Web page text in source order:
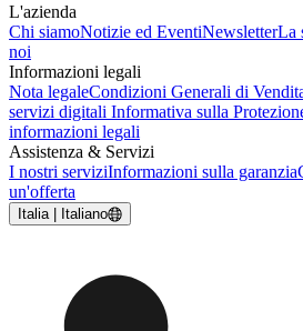
L'azienda
Chi siamoNotizie ed EventiNewsletterLa
noi
Informazioni legali
Nota legaleCondizioni Generali di
servizi digitali Informativa sulla
informazioni legali
Assistenza & Servizi
I nostri serviziInformazioni sulla garanzia
un'offerta
Italia | Italiano